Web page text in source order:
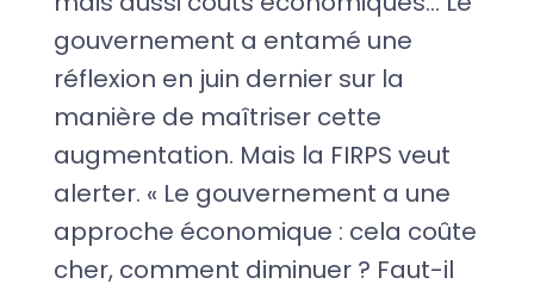
gouvernement a entamé une
réflexion en juin dernier sur la
manière de maîtriser cette
augmentation. Mais la FIRPS veut
alerter. « Le gouvernement a une
approche économique : cela coûte
cher, comment diminuer ? Faut-il